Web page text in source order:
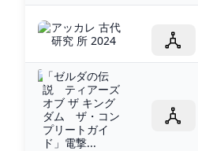
アッカレ 古代
研究 所 2024
「ゼルダの伝
説 ティアーズ
オブ ザ キング
ダム ザ・コン
プリートガイ
ド」電撃...